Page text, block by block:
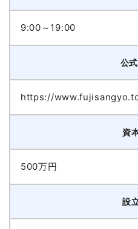
9:00～19:00
公
https://
資
500万円
設